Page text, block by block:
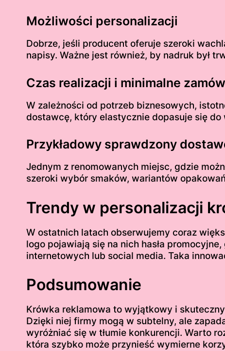
Możliwości personalizacji
Dobrze, jeśli producent oferuje szeroki
napisy. Ważne jest również, by nadruk był
Czas realizacji i minimalne
W zależności od potrzeb biznesowych,
dostawcę, który elastycznie dopasuje się do
Przykładowy sprawdzony
Jednym z renomowanych miejsc, gdzie
szeroki wybór smaków, wariantów
Trendy w personalizacji
W ostatnich latach obserwujemy coraz
logo pojawiają się na nich hasła
internetowych lub social media. Taka
Podsumowanie
Krówka reklamowa to wyjątkowy i
Dzięki niej firmy mogą w subtelny, ale
wyróżniać się w tłumie konkurencji. Warto
która szybko może przynieść wymierne